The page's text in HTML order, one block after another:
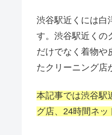
渋谷駅近くには白
す。渋谷駅近くの
だけでなく着物や
たクリーニング店
本記事では渋谷駅
グ店、24時間ネッ